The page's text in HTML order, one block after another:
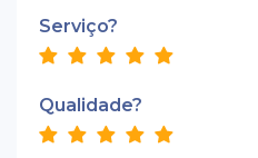
Serviço?
Qualidade?